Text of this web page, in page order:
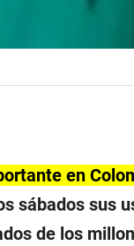
en
sábados sus
de los